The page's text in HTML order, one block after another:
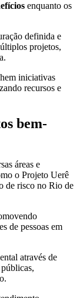
enquanto os
definida e
projetos,
iniciativas
recursos e
bem-
áreas e
o Projeto Uerê
de risco no Rio de
de pessoas em
através de